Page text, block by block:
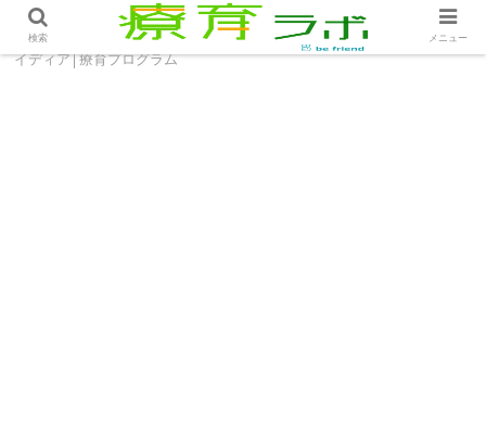
ホーム 療育プログラム
サーキットトレーニングのア
イディア│療育プログラム
検索 メニュー